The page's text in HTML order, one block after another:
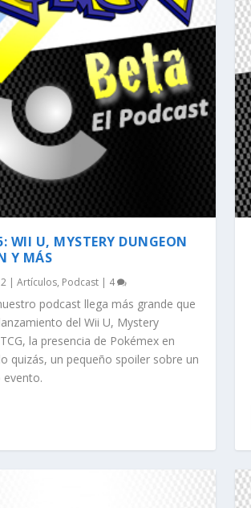
WII U, MYSTERY DUNGEON
Y MÁS
|Artículos, Podcast | 4
podcast llega más grande que
del Wii U, Mystery
la presencia de Pokémex en
quizás, un pequeño spoiler sobre un